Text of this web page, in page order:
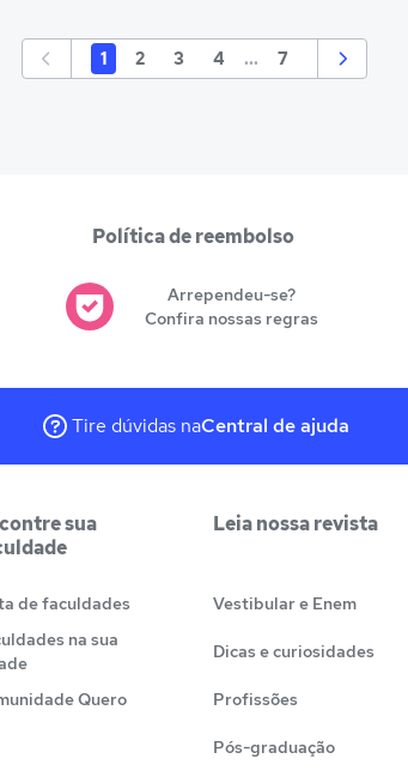
1 2 3 4 ... 7
Política de reembolso
Arrependeu-se?
Confira nossas regras
Tire dúvidas naCentral de ajuda
sua
de faculdades
na sua
Quero
Leia nossa revista
Vestibular e Enem
Dicas e curiosidades
Profissões
Pós-graduação